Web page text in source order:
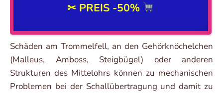
✂ PREIS -50%
Schäden am Trommelfell, an den Gehörknöchelchen
(Malleus, Amboss, Steigbügel) oder anderen
Strukturen des Mittelohrs können zu mechanischen
Problemen bei der Schallübertragung und damit zu